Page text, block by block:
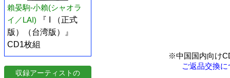
賴晏駒-小賴(シャオラ
イ／LAI)
『 I （正式
版）（台湾版）』
CD1枚組
収録アーティストの
※中国国内向け
ご返品交換